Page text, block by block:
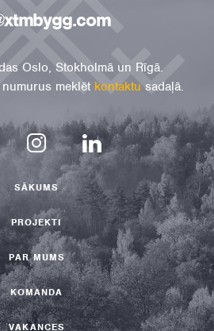
Oslo, Stokholmā un Rīgā.
meklēt kontaktu sadaļā.
SĀKUMS
PROJEKTI
PAR MUMS
KOMANDA
VAKANCES